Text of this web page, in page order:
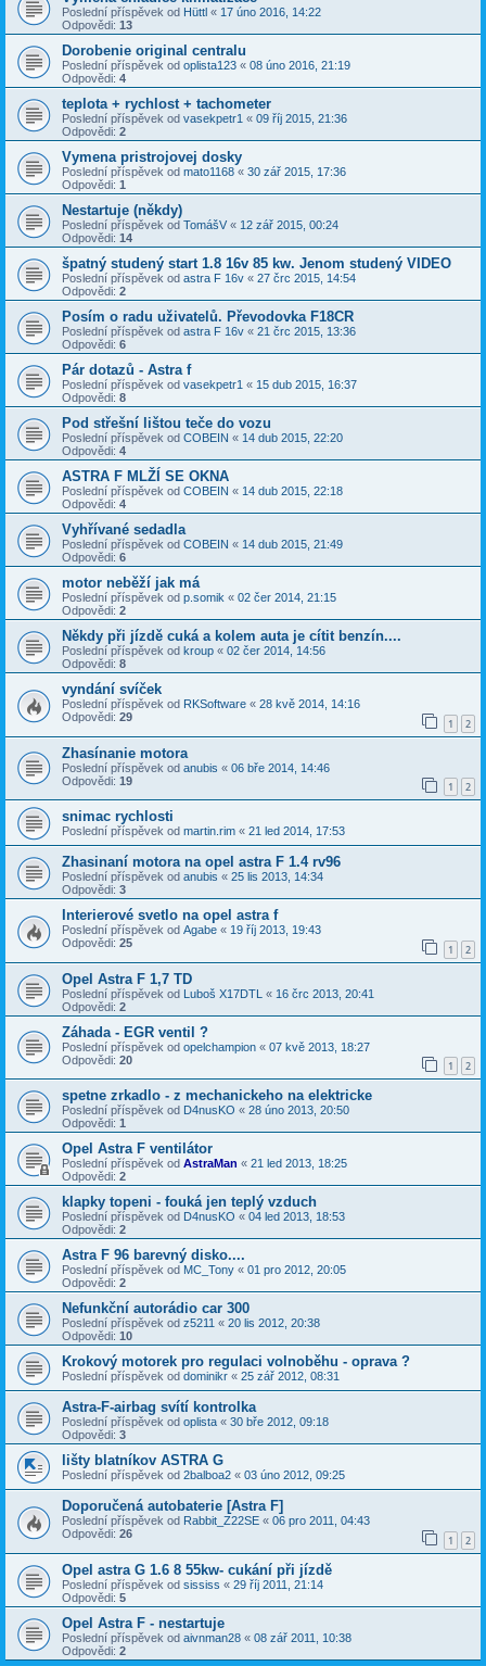
Poslední příspěvek od Hüttl « 17 úno 2016, 14:22
Odpovědi: 13
Dorobenie original centralu
Poslední příspěvek od oplista123 « 08 úno 2016, 21:19
Odpovědi: 4
teplota + rychlost + tachometer
Poslední příspěvek od vasekpetr1 « 09 říj 2015, 21:36
Odpovědi: 2
Vymena pristrojovej dosky
Poslední příspěvek od mato1168 « 30 zář 2015, 17:36
Odpovědi: 1
Nestartuje (někdy)
Poslední příspěvek od TomášV « 12 zář 2015, 00:24
Odpovědi: 14
špatný studený start 1.8 16v 85 kw. Jenom studený VIDEO
Poslední příspěvek od astra F 16v « 27 črc 2015, 14:54
Odpovědi: 2
Posím o radu uživatelů. Převodovka F18CR
Poslední příspěvek od astra F 16v « 21 črc 2015, 13:36
Odpovědi: 6
Pár dotazů - Astra f
Poslední příspěvek od vasekpetr1 « 15 dub 2015, 16:37
Odpovědi: 8
Pod střešní lištou teče do vozu
Poslední příspěvek od COBEIN « 14 dub 2015, 22:20
Odpovědi: 4
ASTRA F MLŽÍ SE OKNA
Poslední příspěvek od COBEIN « 14 dub 2015, 22:18
Odpovědi: 4
Vyhřívané sedadla
Poslední příspěvek od COBEIN « 14 dub 2015, 21:49
Odpovědi: 6
motor neběží jak má
Poslední příspěvek od p.somik « 02 čer 2014, 21:15
Odpovědi: 2
Někdy při jízdě cuká a kolem auta je cítit benzín....
Poslední příspěvek od kroup « 02 čer 2014, 14:56
Odpovědi: 8
vyndání svíček
Poslední příspěvek od RKSoftware « 28 kvě 2014, 14:16
Odpovědi: 29 1 2
Zhasínanie motora
Poslední příspěvek od anubis « 06 bře 2014, 14:46
Odpovědi: 19 1 2
snimac rychlosti
Poslední příspěvek od martin.rim « 21 led 2014, 17:53
Zhasinaní motora na opel astra F 1.4 rv96
Poslední příspěvek od anubis « 25 lis 2013, 14:34
Odpovědi: 3
Interierové svetlo na opel astra f
Poslední příspěvek od Agabe « 19 říj 2013, 19:43
Odpovědi: 25 1 2
Opel Astra F 1,7 TD
Poslední příspěvek od Luboš X17DTL « 16 črc 2013, 20:41
Odpovědi: 2
Záhada - EGR ventil ?
Poslední příspěvek od opelchampion « 07 kvě 2013, 18:27
Odpovědi: 20 1 2
spetne zrkadlo - z mechanickeho na elektricke
Poslední příspěvek od D4nusKO « 28 úno 2013, 20:50
Odpovědi: 1
Opel Astra F ventilátor
Poslední příspěvek od AstraMan « 21 led 2013, 18:25
Odpovědi: 2
klapky topeni - fouká jen teplý vzduch
Poslední příspěvek od D4nusKO « 04 led 2013, 18:53
Odpovědi: 2
Astra F 96 barevný disko....
Poslední příspěvek od MC_Tony « 01 pro 2012, 20:05
Odpovědi: 2
Nefunkční autorádio car 300
Poslední příspěvek od z5211 « 20 lis 2012, 20:38
Odpovědi: 10
Krokový motorek pro regulaci volnoběhu - oprava ?
Poslední příspěvek od dominikr « 25 zář 2012, 08:31
Astra-F-airbag svítí kontrolka
Poslední příspěvek od oplista « 30 bře 2012, 09:18
Odpovědi: 3
lišty blatníkov ASTRA G
Poslední příspěvek od 2balboa2 « 03 úno 2012, 09:25
Doporučená autobaterie [Astra F]
Poslední příspěvek od Rabbit_Z22SE « 06 pro 2011, 04:43
Odpovědi: 26 1 2
Opel astra G 1.6 8 55kw- cukání při jízdě
Poslední příspěvek od sississ « 29 říj 2011, 21:14
Odpovědi: 5
Opel Astra F - nestartuje
Poslední příspěvek od aivnman28 « 08 zář 2011, 10:38
Odpovědi: 2